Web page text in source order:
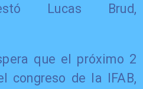
Lucas Brud,
que el próximo 2
congreso de la IFAB,